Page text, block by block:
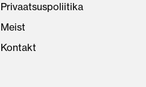
Privaatsuspoliitika
Meist
Kontakt